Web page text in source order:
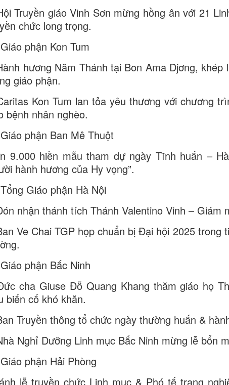
Truyền giáo Vinh Sơn mừng hồng ân với 21
chức long trọng.
phận Kon Tum
hương Năm Thánh tại Bon Ama Djơng, khép
giáo phận.
Kon Tum lan tỏa yêu thương với chương
bệnh nhân nghèo.
phận Ban Mê Thuột
9.000 hiền mẫu tham dự ngày Tĩnh huấn –
hành hương của Hy vọng”.
Giáo phận Hà Nội
nhận thánh tích Thánh Valentino Vinh – Giám
Ve Chai TGP họp chuẩn bị Đại hội 2025 trong
phận Bắc Ninh
cha Giuse Đỗ Quang Khang thăm giáo họ
biến cố khó khăn.
Truyền thông tổ chức ngày thường huấn &
Nghỉ Dưỡng Linh mục Bắc Ninh mừng lễ bổn
phận Hải Phòng
lễ truyền chức Linh mục & Phó tế trang